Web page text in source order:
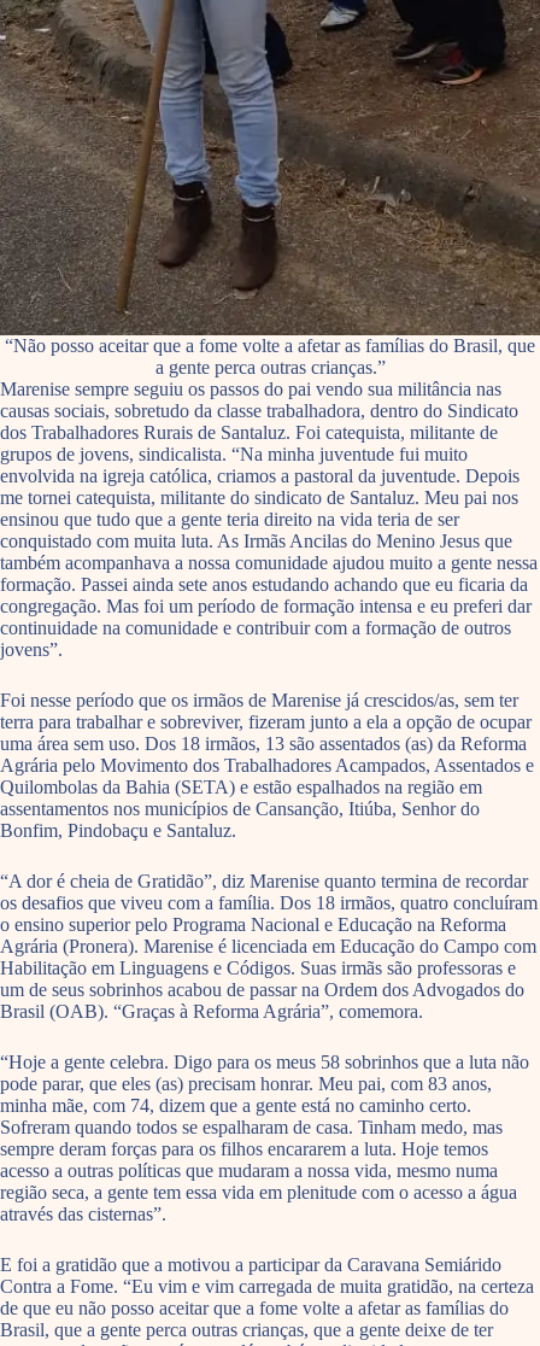
“Não posso aceitar que a fome volte a afetar as famílias do Brasil, que
a gente perca outras crianças.”
Marenise sempre seguiu os passos do pai vendo sua militância nas
causas sociais, sobretudo da classe trabalhadora, dentro do Sindicato
dos Trabalhadores Rurais de Santaluz. Foi catequista, militante de
grupos de jovens, sindicalista. “Na minha juventude fui muito
envolvida na igreja católica, criamos a pastoral da juventude. Depois
me tornei catequista, militante do sindicato de Santaluz. Meu pai nos
ensinou que tudo que a gente teria direito na vida teria de ser
conquistado com muita luta. As Irmãs Ancilas do Menino Jesus que
também acompanhava a nossa comunidade ajudou muito a gente nessa
formação. Passei ainda sete anos estudando achando que eu ficaria da
congregação. Mas foi um período de formação intensa e eu preferi dar
continuidade na comunidade e contribuir com a formação de outros
jovens”.
Foi nesse período que os irmãos de Marenise já crescidos/as, sem ter
terra para trabalhar e sobreviver, fizeram junto a ela a opção de ocupar
uma área sem uso. Dos 18 irmãos, 13 são assentados (as) da Reforma
Agrária pelo Movimento dos Trabalhadores Acampados, Assentados e
Quilombolas da Bahia (SETA) e estão espalhados na região em
assentamentos nos municípios de Cansanção, Itiúba, Senhor do
Bonfim, Pindobaçu e Santaluz.
“A dor é cheia de Gratidão”, diz Marenise quanto termina de recordar
os desafios que viveu com a família. Dos 18 irmãos, quatro concluíram
o ensino superior pelo Programa Nacional e Educação na Reforma
Agrária (Pronera). Marenise é licenciada em Educação do Campo com
Habilitação em Linguagens e Códigos. Suas irmãs são professoras e
um de seus sobrinhos acabou de passar na Ordem dos Advogados do
Brasil (OAB). “Graças à Reforma Agrária”, comemora.
“Hoje a gente celebra. Digo para os meus 58 sobrinhos que a luta não
pode parar, que eles (as) precisam honrar. Meu pai, com 83 anos,
minha mãe, com 74, dizem que a gente está no caminho certo.
Sofreram quando todos se espalharam de casa. Tinham medo, mas
sempre deram forças para os filhos encararem a luta. Hoje temos
acesso a outras políticas que mudaram a nossa vida, mesmo numa
região seca, a gente tem essa vida em plenitude com o acesso a água
através das cisternas”.
E foi a gratidão que a motivou a participar da Caravana Semiárido
Contra a Fome. “Eu vim e vim carregada de muita gratidão, na certeza
de que eu não posso aceitar que a fome volte a afetar as famílias do
Brasil, que a gente perca outras crianças, que a gente deixe de ter